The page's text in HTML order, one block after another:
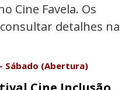
Cine Favela. Os
detalhes na
Sábado (Abertura)